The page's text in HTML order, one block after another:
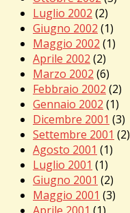
Luglio 2002 (2)
Giugno 2002 (1)
Maggio 2002 (1)
Aprile 2002 (2)
Marzo 2002 (6)
Febbraio 2002 (2)
Gennaio 2002 (1)
Dicembre 2001 (3)
Settembre 2001 (2)
Agosto 2001 (1)
Luglio 2001 (1)
Giugno 2001 (2)
Maggio 2001 (3)